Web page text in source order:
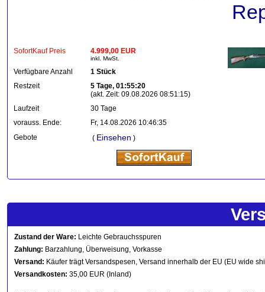
SofortKauf Preis 4.999,00 EUR
inkl. MwSt.
Verfügbare Anzahl
1 Stück
Restzeit
5 Tage, 01:55:20
(akt. Zeit: 09.08.2026 08:51:15)
Laufzeit
30 Tage
vorauss. Ende:
Fr, 14.08.2026 10:46:35
Gebote
( Einsehen )
Zustand der Ware: Leichte Gebrauchsspuren
Zahlung: Barzahlung, Überweisung, Vorkasse
Versand: Käufer trägt Versandspesen, Versand innerhalb der EU (EU wide
Versandkosten: 35,00 EUR (Inland)